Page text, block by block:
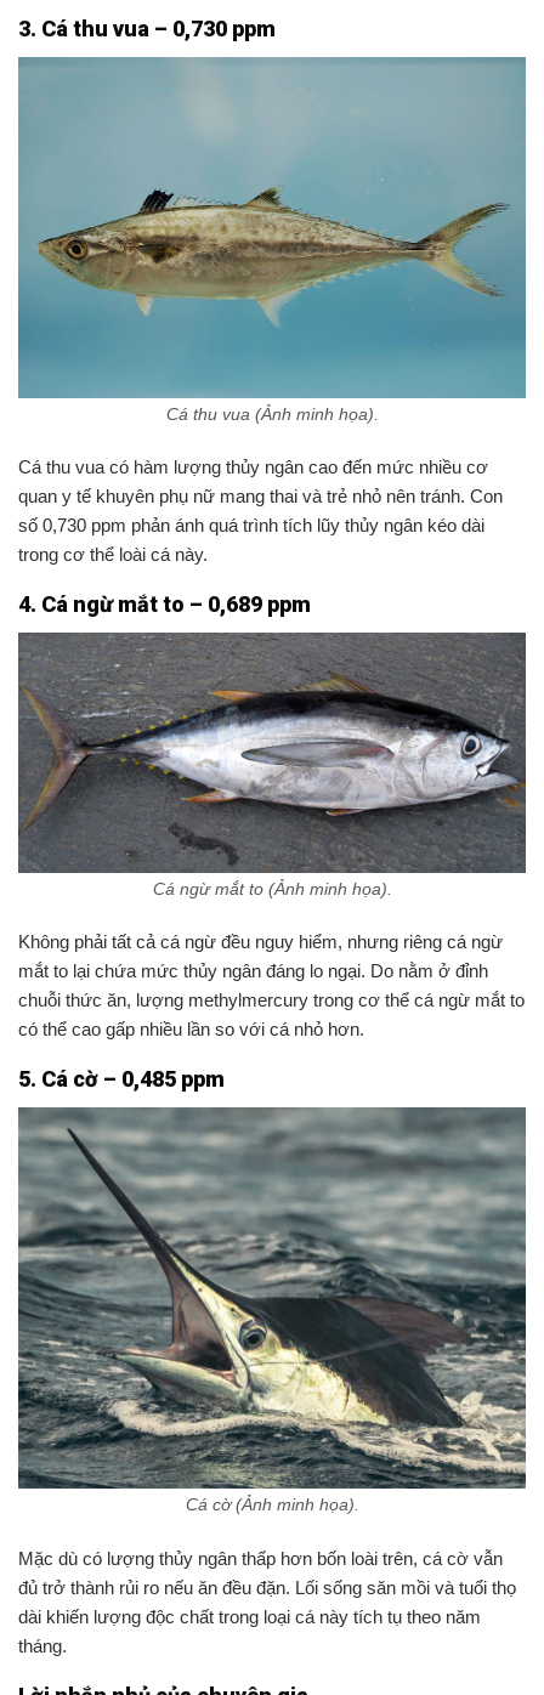
3. Cá thu vua – 0,730 ppm
Cá thu vua (Ảnh minh họa).
Cá thu vua có hàm lượng thủy ngân cao đến mức nhiều cơ
quan y tế khuyên phụ nữ mang thai và trẻ nhỏ nên tránh. Con
số 0,730 ppm phản ánh quá trình tích lũy thủy ngân kéo dài
trong cơ thể loài cá này.
4. Cá ngừ mắt to – 0,689 ppm
Cá ngừ mắt to (Ảnh minh họa).
Không phải tất cả cá ngừ đều nguy hiểm, nhưng riêng cá ngừ
mắt to lại chứa mức thủy ngân đáng lo ngại. Do nằm ở đỉnh
chuỗi thức ăn, lượng methylmercury trong cơ thể cá ngừ mắt to
có thể cao gấp nhiều lần so với cá nhỏ hơn.
5. Cá cờ – 0,485 ppm
Cá cờ (Ảnh minh họa).
Mặc dù có lượng thủy ngân thấp hơn bốn loài trên, cá cờ vẫn
đủ trở thành rủi ro nếu ăn đều đặn. Lối sống săn mồi và tuổi thọ
dài khiến lượng độc chất trong loại cá này tích tụ theo năm
tháng.